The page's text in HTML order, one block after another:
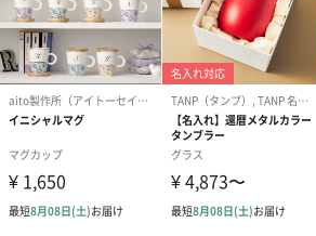
サイズ
【ビアベッセル ＜ペア＞】
口径 65mm×高さ185mm 容
（外箱）
【ビアベッセル ナイト Ｓ ＜ペ
口径260mm×高さ100mm
（外箱）幅230mm×奥行
【ビアベッセル ナイト Ｌ ＜
口径70mm×高さ180mm 容